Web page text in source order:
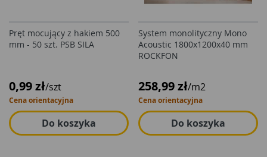
Pręt mocujący z hakiem 500
mm - 50 szt. PSB SILA
0,99 zł/szt
Cena orientacyjna
Do koszyka
System monolityczny Mono
Acoustic 1800x1200x40 mm
ROCKFON
258,99 zł/m2
Cena orientacyjna
Do koszyka